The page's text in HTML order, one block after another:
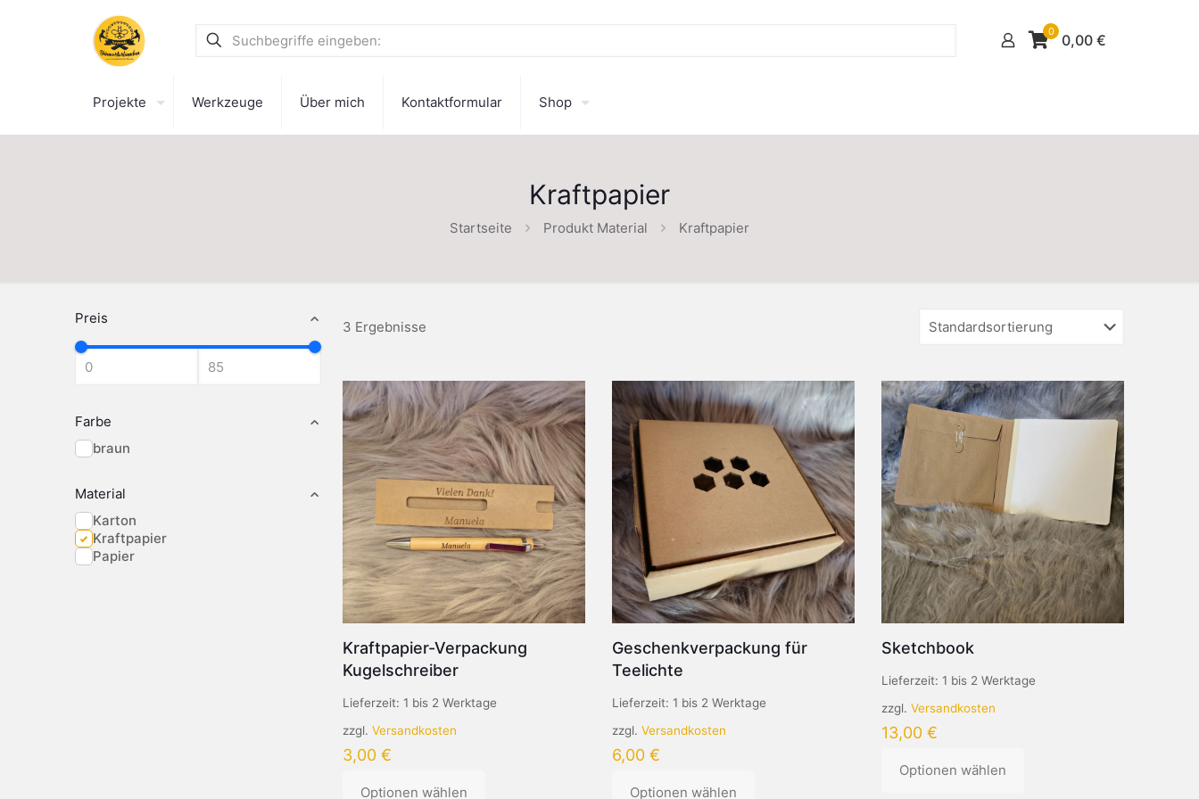
0 0,00 €
Projekte Werkzeuge Über mich Kontaktformular Shop
Kraftpapier
Startseite Produkt Material Kraftpapier
Preis
Farbe
braun
Material
Karton
Kraftpapier
Papier
3 Ergebnisse
Kraftpapier-Verpackung
Kugelschreiber
Lieferzeit: 1 bis 2 Werktage
zzgl. Versandkosten
3,00 €
Optionen wählen
Geschenkverpackung für
Teelichte
Lieferzeit: 1 bis 2 Werktage
zzgl. Versandkosten
6,00 €
Optionen wählen
Sketchbook
Lieferzeit: 1 bis 2 Werktage
zzgl. Versandkosten
13,00 €
Optionen wählen